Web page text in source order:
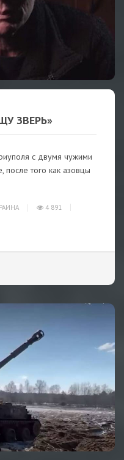
ЗВЕРЬ»
с двумя чужими
того как азовцы
4 891